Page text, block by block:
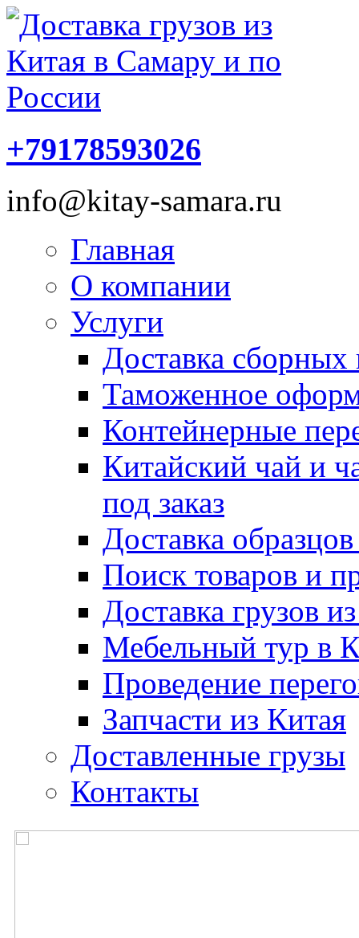
+79178593026
info@kitay-samara.ru
Главная
О компании
Услуги
Доставка сборных
Таможенное
Контейнерные
Китайский чай и
под заказ
Доставка
Поиск товаров и
Доставка грузов
Мебельный тур в
Проведение
Запчасти из Китая
Доставленные грузы
Контакты